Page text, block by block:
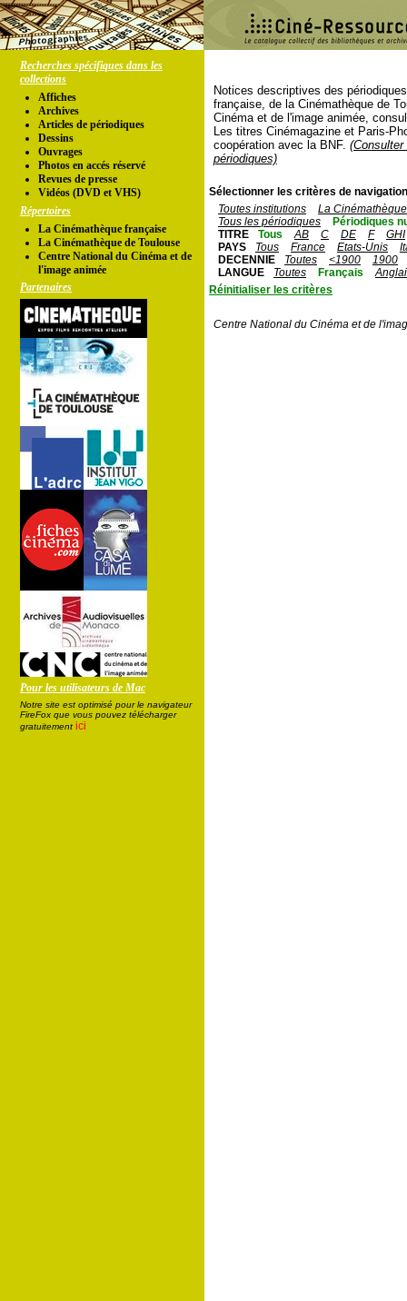
Recherches spécifiques dans les
collections
Affiches
Archives
Articles de périodiques
Dessins
Ouvrages
Photos en accés réservé
Revues de presse
Vidéos (DVD et VHS)
Répertoires
La Cinémathèque française
La Cinémathèque de Toulouse
Centre National du Cinéma et de
l'image animée
Partenaires
Pour les utilisateurs de Mac
Notre site est optimisé pour le navigateur
FireFox que vous pouvez télécharger
gratuitement ici
Notices descriptives des
française, de la Cinémathèque de
Cinéma et de l'image animée,
Les titres Cinémagazine et Paris-
coopération avec la BNF.
périodiques)
Sélectionner les critères de
Toutes institutions
La
Tous les périodiques
Périodiques
TITRE
Tous AB C DE F
GHI
PAYS
Tous France Etats-Unis
DECENNIE
Toutes <1900
1900
LANGUE
Toutes Français
Réinitialiser les critères
Centre National du Cinéma et de